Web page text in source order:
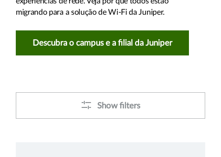
migrando para a solução de Wi-Fi da Juniper.
Descubra o campus e a filial da Juniper
Show filters